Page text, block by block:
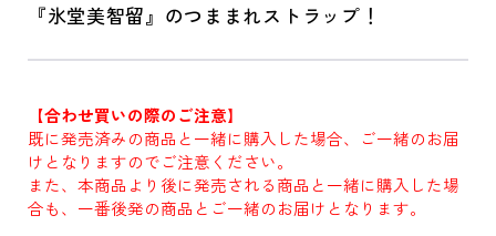
『氷堂美智留』のつままれストラップ！
【合わせ買いの際のご注意】
既に発売済みの商品と一緒に購入した場合、ご一緒のお届
けとなりますのでご注意ください。
また、本商品より後に発売される商品と一緒に購入した場
合も、一番後発の商品とご一緒のお届けとなります。